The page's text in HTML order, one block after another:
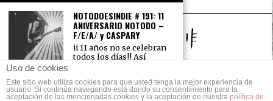
© 2014 Todos los derechos reservados.
Uso de cookies
Este sitio web utiliza cookies para que usted tenga la mejor experiencia de
usuario. Si continúa navegando está dando su consentimiento para la
aceptación de las mencionadas cookies y la aceptación de nuestra política de
NOTODOESINDIE # 191: 11
ANIVERSARIO NOTODO –
F/E/A/ y CASPARY
ii 11 años no se celebran
todos los días!! Así
TODO LO QUE IMPORTA SUCEDE EN LAS
CANCIONES